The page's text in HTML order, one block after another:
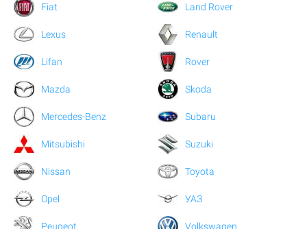
Fiat Land Rover
Lexus
Lifan
Mazda
Mercedes-Benz
Mitsubishi
Nissan
Opel
Peugeot
Renault
Rover
Skoda
Subaru
Suzuki
Toyota
УАЗ
Volkswagen